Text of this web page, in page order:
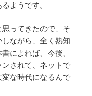
ようです。
ってきたので、そ
ながら、全く熟知
によれば、今後、
されて、ネットで
な時代になるんで